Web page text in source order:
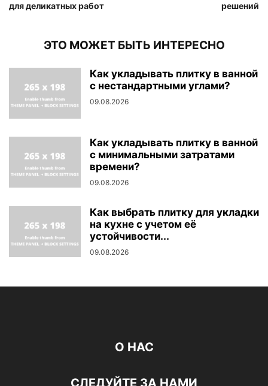
для деликатных работ
решений
ЭТО МОЖЕТ БЫТЬ ИНТЕРЕСНО
Как укладывать плитку в ванной
с нестандартными углами?
09.08.2026
Как укладывать плитку в ванной
с минимальными затратами
времени?
09.08.2026
Как выбрать плитку для укладки
на кухне с учетом её
устойчивости...
09.08.2026
О НАС